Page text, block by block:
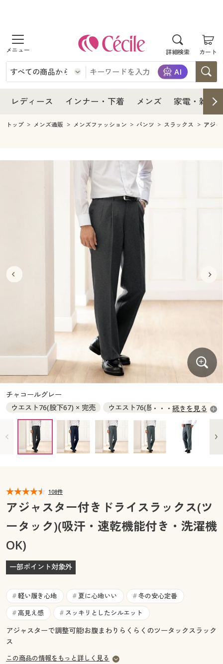
詳細検索 カート
商品を探す
レディース
レディースファッション
インナー・下着
インナー・下着通販すべて
ジュニア・ティーンズ下着
メンズ
キッチン・雑貨・日用品
寝具・インテリア・家具
寝具・インテリア・家具通販すべて
カーテン・ラグ・ファブリック
美容・健康通販すべて
美容・健康・サプリメント
ジュニア・ティーンズ下着
大きいサイズ レディース服
大きいサイズ レディース下着
大きいサイズ メンズ
大きいサイズ 事務・制服
シークレットセール
商品カテゴリ一覧
カタログ・チラシからのご注文
デジタルカタログ
カタログ無料プレゼント
マイページ
閲覧履歴
お気に入り
サポート
ご利用ガイド
よくある質問とお問い合わせ
レディース インナー・下着 メンズ 家電・雑貨
レディース
レディース通販すべて
レディースファッション
インナー・下着
インナー・下着通販すべて
ジュニア・ティーンズ下着
メンズ
キッチン・雑貨・日用品
寝具・インテリア・家具通販すべて
カーテン・ラグ・ファブリック
美容・健康・サプリメント
制服・スクールすべて
ジュニア・ティーンズ下着
大きいサイズ通販すべて
大きいサイズ レディース服
大きいサイズ レディース下着
大きいサイズ メンズ
大きいサイズ 事務・制服
バーゲンセール
シークレットセール
詳細検索
商品カテゴリ一覧
カタログ・チラシからのご注文
カタログ無料プレゼント
会員メニュー
閲覧履歴
お気に入り
サポート
ご利用ガイド
よくある質問とお問い合わせ
トップ メンズ通販 メンズファッション パンツ スラックス アジ
チャコールグレー
ウエスト76(股下67) × 完売
ウエスト76(股下70) ◎ 在庫あり
ウエスト76(股下88) ○ 在庫わずか
ウエスト79(股下67) × 完売
ウエスト79(股下70) ○ 在庫わずか
ウエスト85(股下67) × 完売
ウエスト85(股下73) × 完売
ウエスト85(股下76) × 完売
ウエスト85(股下88) × 完売
ウエスト88(股下67) × 完売
ウエスト88(股下73) ○ 在庫わずか
ウエスト88(股下76) × 完売
ウエスト91(股下67) × 完売
ウエスト91(股下73) ◎ 在庫あり
ウエスト91(股下88) × 完売
ウエスト94(股下67) ○ 在庫わずか
ウエスト94(股下70) × 完売
ウエスト94(股下73) ◎ 在庫あり
ウエスト94(股下88) × 完売
ウエスト97(股下67) ○ 在庫わずか
ウエスト97(股下70) × 完売
続きを見る
108件
アジャスター付きドライスラックス(ツ
ータック)(吸汗・速乾機能付き・洗濯機
OK)
一部ポイント対象外
# 軽い履き心地 # 夏に心地いい # 冬の安心定番
# 高見え感 # スッキリとしたシルエット
アジャスターで調整可能!お腹まわりらくらくのツータックスラック
ス
この商品の情報をもっと詳しく見る